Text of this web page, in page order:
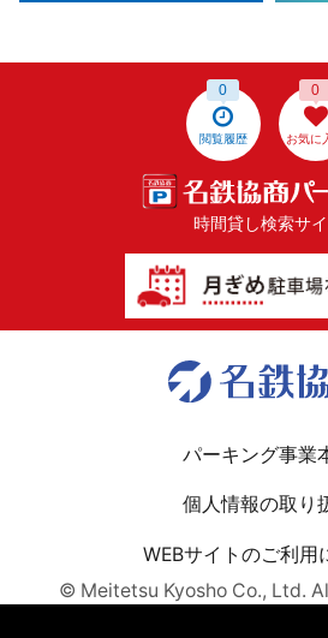
閲覧履歴
0
お気に
0
時間貸し検索サ
パーキング事業
個人情報の取り
WEBサイトのご利用
© Meitetsu Kyosho Co., Ltd.